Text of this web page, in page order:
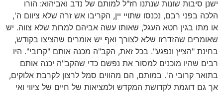
ישנן סיבות שונות שנתנו חז"ל למותם של נדב ואביהוא: הורו
הלכה בפני רבם, נכנסו שתויי יין, הקריבו אש זרה שלא ציוום ה',
או מתו בגין חטא העגל, שאותו עשה אביהם למרות שלא צווה. יש
שאומרים שהזדרזו שלא לצורך ואף יש אומרים שהציצו בקודש,
בחינת "הציץ ונפגע". בכל זאת, הקב"ה מכנה אותם "קרובי". היו
רבים שהיו מוכנים למסור את נפשם כדי שהקב"ה יכנה אותם
בתואר קרובי ה'. במותם, הם מהווים סמל לרצון לקרבת אלוקים,
אך גם דוגמת לקדושת המקדש ולמציאות של חיים של ציווי ואי